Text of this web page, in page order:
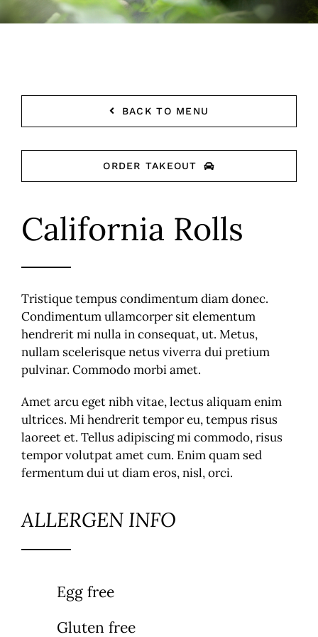
MÉDIAS
BACK TO MENU
ORDER TAKEOUT
California Rolls
Tristique tempus condimentum diam donec.
Condimentum ullamcorper sit elementum
hendrerit mi nulla in consequat, ut. Metus,
nullam scelerisque netus viverra dui pretium
pulvinar. Commodo morbi amet.
Amet arcu eget nibh vitae, lectus aliquam enim
ultrices. Mi hendrerit tempor eu, tempus risus
laoreet et. Tellus adipiscing mi commodo, risus
tempor volutpat amet cum. Enim quam sed
fermentum dui ut diam eros, nisl, orci.
ALLERGEN INFO
Egg free
Gluten free